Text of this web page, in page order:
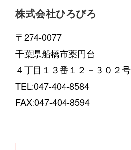
株式会社ひろびろ
〒274-0077
千葉県船橋市薬円台
４丁目１３番１２－３０２号
TEL:047-404-8584
FAX:047-404-8594